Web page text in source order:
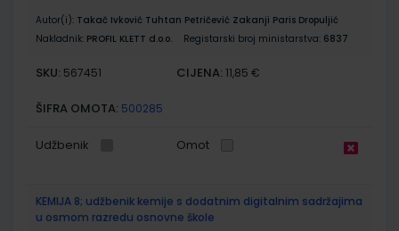
Autor(i): Takač Ivković Tuhtan Petričević Zakanji Paris Dropuljić
Nakladnik: PROFIL KLETT d.o.o. Registarski broj ministarstva: 6837
SKU: 567451 CIJENA: 11,85 €
ŠIFRA OMOTA: 500285
Udžbenik Omot
KEMIJA 8; udžbenik kemije s dodatnim digitalnim sadržajima
u osmom razredu osnovne škole